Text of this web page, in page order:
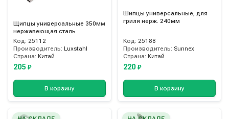
Щипцы универсальные 350мм
нержавеющая сталь
Код: 25112
Производитель: Luxstahl
Страна: Китай
205 ₽
В корзину
Шипцы универсальные, для
гриля нерж. 240мм
Код: 25188
Производитель: Sunnex
Страна: Китай
220 ₽
В корзину